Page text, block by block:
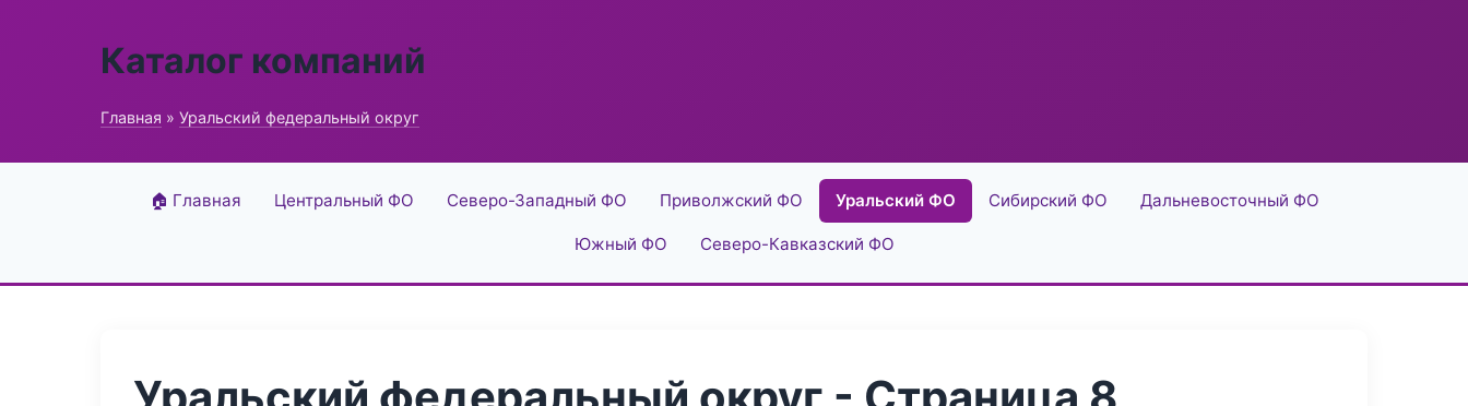
Каталог компаний
Главная » Уральский федеральный округ
🏠 Главная Центральный ФО Северо-Западный ФО Приволжский ФО Уральский ФО Сибирский ФО Дальневосточный ФО
Южный ФО Северо-Кавказский ФО